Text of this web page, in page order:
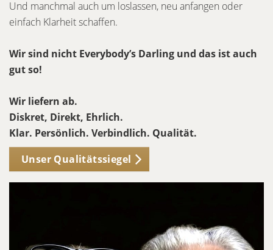
Und manchmal auch um loslassen, neu anfangen oder
einfach Klarheit schaffen.
Wir sind nicht Everybody’s Darling und das ist auch
gut so!
Wir liefern ab.
Diskret, Direkt, Ehrlich.
Klar. Persönlich. Verbindlich. Qualität.
Unser Qualitätssiegel